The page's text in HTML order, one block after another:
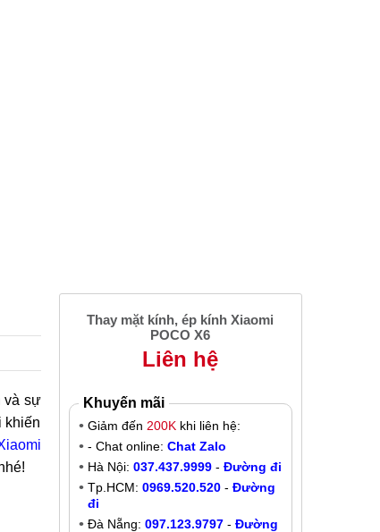
và sự
khiến
Thay mặt kính, ép kính Xiaomi
POCO X6
Liên hệ
Khuyến mãi
Giảm đến 200Kkhi liên hệ:
- Chat online: Chat Zalo
Hà Nội: 037.437.9999- Đường đi
Tp.HCM: 0969.520.520- Đường
đi
Đà Nẵng: 097.123.9797- Đường